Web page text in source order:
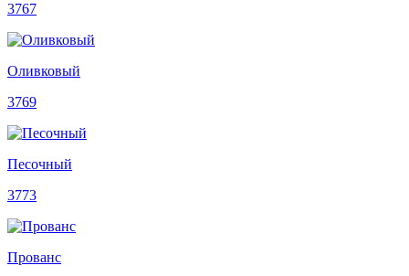
3767
Оливковый
3769
Песочный
3773
Прованс